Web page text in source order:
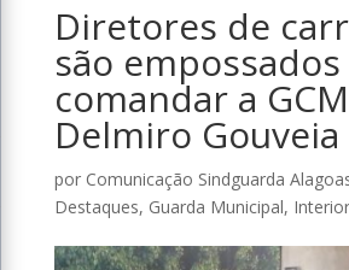
Diretores de
são
comandar a
Delmiro Gouveia
por Comunicação Sindguarda
Destaques, Guarda Municipal, Interior